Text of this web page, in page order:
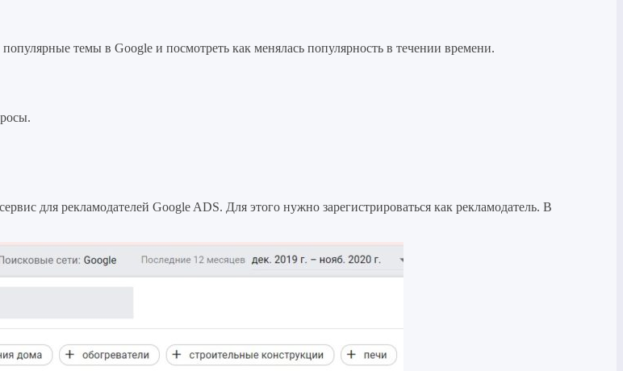
темы в Google и посмотреть как менялась популярность в течении времени.
для рекламодателей Google ADS. Для этого нужно зарегистрироваться как рекламодатель. В